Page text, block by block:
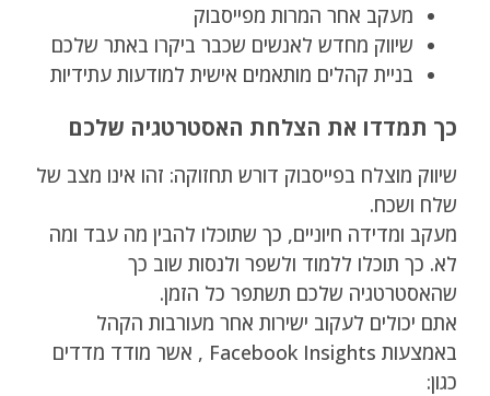
מעקב אחר המרות מפייסבוק
שיווק מחדש לאנשים שכבר ביקרו באתר שלכם
בניית קהלים מותאמים אישית למודעות עתידיות
כך תמדדו את הצלחת האסטרטגיה שלכם
שיווק מוצלח בפייסבוק דורש תחזוקה: זהו אינו מצב של
שלח ושכח.
מעקב ומדידה חיוניים, כך שתוכלו להבין מה עבד ומה
לא. כך תוכלו ללמוד ולשפר ולנסות שוב כך
שהאסטרטגיה שלכם תשתפר כל הזמן.
אתם יכולים לעקוב ישירות אחר מעורבות הקהל
באמצעות Facebook Insights , אשר מודד מדדים
כגון: